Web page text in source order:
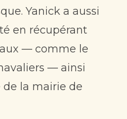
Yanick a aussi
en récupérant
— comme le
— ainsi
de la mairie de